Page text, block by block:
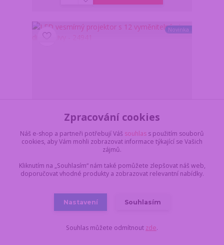
Novinka
889 Kč/ks
735 Kčbez DPH
Do košíku
Zpracování cookies
Náš e-shop a partneři potřebují Váš souhlas s použitím souborů
cookies, aby Vám mohli zobrazovat informace týkající se Vašich
zájmů.
Kliknutím na „Souhlasím“ nám také pomůžete zlepšovat náš web,
doporučovat vhodné produkty a zobrazovat relevantní nabídky.
Nastavení Souhlasím
Souhlas můžete odmítnout zde.